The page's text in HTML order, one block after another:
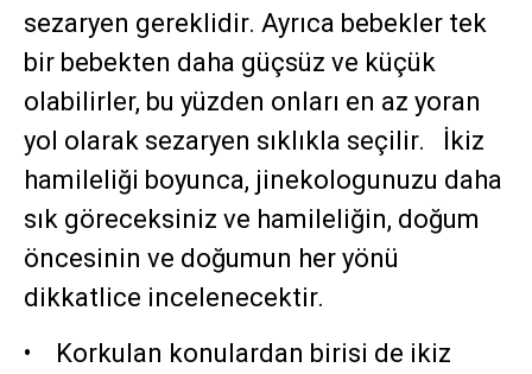
sezaryen gereklidir. Ayrıca bebekler tek
bir bebekten daha güçsüz ve küçük
olabilirler, bu yüzden onları en az yoran
yol olarak sezaryen sıklıkla seçilir. İkiz
hamileliği boyunca, jinekologunuzu daha
sık göreceksiniz ve hamileliğin, doğum
öncesinin ve doğumun her yönü
dikkatlice incelenecektir.
• Korkulan konulardan birisi de ikiz